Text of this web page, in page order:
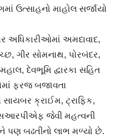
ઉત્સાહનો માહોલ સર્જાયો
અધિકારીઓમાં અમદાવાદ,
ગીર સોમનાથ, પોરબંદર,
દેવભૂમિ દ્વારકા સહિત
ફરજ બજાવતા
ક્રાઈમ, ટ્રાફિક,
જેવી મહત્વની
પણ બઢતીનો લાભ મળ્યો છે.